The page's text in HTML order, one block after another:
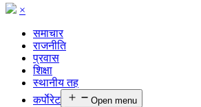
×
समाचार
राजनीति
प्रवास
शिक्षा
स्थानीय तह
कर्पाेरेट
Open menu